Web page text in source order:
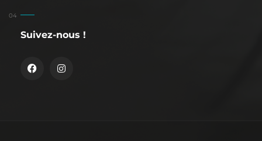
Suivez-nous !